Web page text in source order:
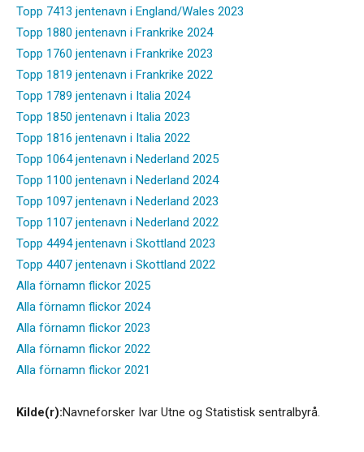
Topp 7413 jentenavn i England/Wales 2023
Topp 1880 jentenavn i Frankrike 2024
Topp 1760 jentenavn i Frankrike 2023
Topp 1819 jentenavn i Frankrike 2022
Topp 1789 jentenavn i Italia 2024
Topp 1850 jentenavn i Italia 2023
Topp 1816 jentenavn i Italia 2022
Topp 1064 jentenavn i Nederland 2025
Topp 1100 jentenavn i Nederland 2024
Topp 1097 jentenavn i Nederland 2023
Topp 1107 jentenavn i Nederland 2022
Topp 4494 jentenavn i Skottland 2023
Topp 4407 jentenavn i Skottland 2022
Alla förnamn flickor 2025
Alla förnamn flickor 2024
Alla förnamn flickor 2023
Alla förnamn flickor 2022
Alla förnamn flickor 2021
Kilde(r):Navneforsker Ivar Utne og Statistisk sentralbyrå.